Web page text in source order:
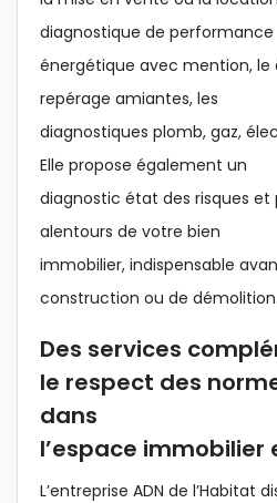
diagnostique de performance
énergétique avec mention, le
repérage amiantes, les
diagnostiques plomb, gaz,
Elle propose également un
diagnostic état des risques et
alentours de votre bien
immobilier, indispensable
construction ou de démolition.
Des services
le respect des
dans
l’espace immobilier
L’entreprise ADN de l’Habitat